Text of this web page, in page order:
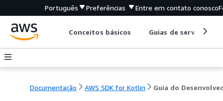
Português Preferências Entre em contato conosco
Conceitos básicos Guias de serviço
Documentação AWS SDK for Kotlin Guia do